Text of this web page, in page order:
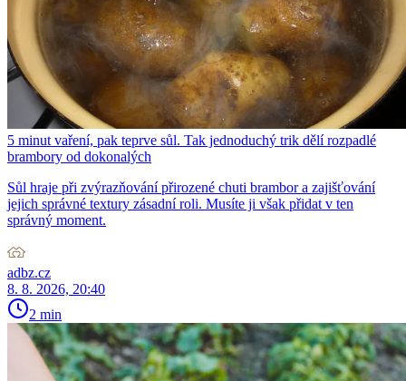
5 minut vaření, pak teprve sůl. Tak jednoduchý trik dělí rozpadlé
brambory od dokonalých
Sůl hraje při zvýrazňování přirozené chuti brambor a zajišťování
jejich správné textury zásadní roli. Musíte ji však přidat v ten
správný moment.
adbz.cz
8. 8. 2026, 20:40
2 min